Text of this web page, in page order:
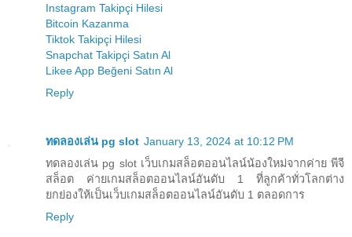
Instagram Takipçi Hilesi
Bitcoin Kazanma
Tiktok Takipçi Hilesi
Snapchat Takipçi Satın Al
Likee App Beğeni Satın Al
Reply
ทดลองเล่น pg slot January 13, 2024 at 10:12 PM
ทดลองเล่น pg slot เว็บเกมสล็อตออนไลน์น้องใหม่จากค่าย พีจี
สล็อต ค่ายเกมสล็อตออนไลน์อันดับ 1 ที่ลูกค้าทั่วโลกต่าง
ยกย่องให้เป็นเว็บเกมสล็อตออนไลน์อันดับ 1 ตลอดการ
Reply